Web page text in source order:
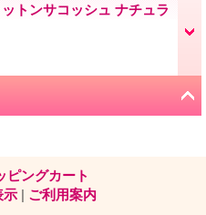
トンサコッシュ ナチュラ
ピングカート
示 | ご利用案内